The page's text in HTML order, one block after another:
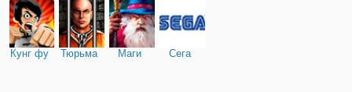
Кунг фу Тюрьма Маги Сега